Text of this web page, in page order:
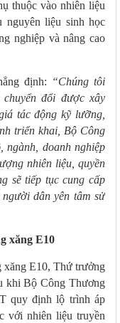
thuộc vào nhiên liệu
nguyên liệu sinh học
nghiệp và nâng cao
định: “Chúng tôi
đổi được xây
tác động kỹ lưỡng,
triển khai, Bộ Công
ngành, doanh nghiệp
nhiên liệu, quyền
sẽ tiếp tục cung cấp
dân yên tâm sử
xăng E10
xăng E10, Thứ trưởng
khi Bộ Công Thương
quy định lộ trình áp
với nhiên liệu truyền